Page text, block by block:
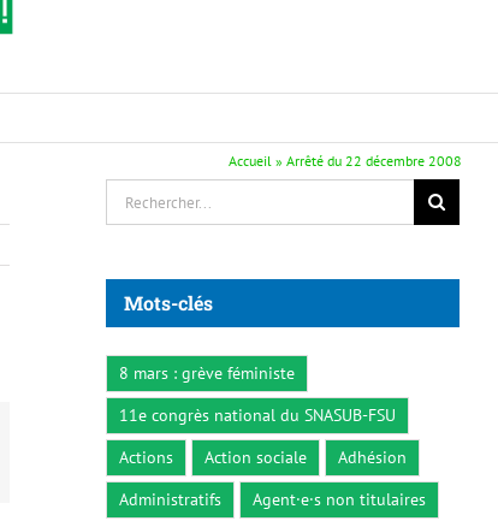
Accueil » Arrêté du 22 décembre 2008
Rechercher:
Mots-clés
8 mars : grève féministe
11e congrès national du SNASUB-FSU
Actions
Action sociale
Adhésion
Administratifs
Agent·e·s non titulaires